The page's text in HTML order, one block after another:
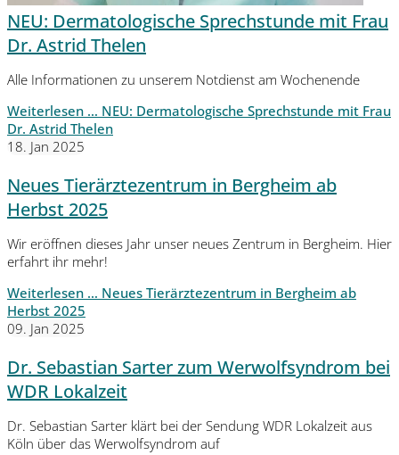
NEU: Dermatologische Sprechstunde mit Frau
Dr. Astrid Thelen
Alle Informationen zu unserem Notdienst am Wochenende
Weiterlesen … NEU: Dermatologische Sprechstunde mit Frau
Dr. Astrid Thelen
18. Jan 2025
Neues Tierärztezentrum in Bergheim ab
Herbst 2025
Wir eröffnen dieses Jahr unser neues Zentrum in Bergheim. Hier
erfahrt ihr mehr!
Weiterlesen … Neues Tierärztezentrum in Bergheim ab
Herbst 2025
09. Jan 2025
Dr. Sebastian Sarter zum Werwolfsyndrom bei
WDR Lokalzeit
Dr. Sebastian Sarter klärt bei der Sendung WDR Lokalzeit aus
Köln über das Werwolfsyndrom auf